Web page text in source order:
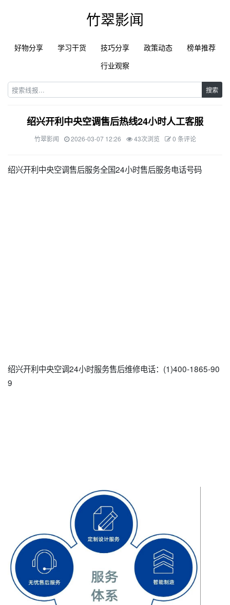
竹翠影闻
好物分享 学习干货 技巧分享 政策动态
榜单推荐
行业观察
搜索
绍兴开利中央空调售后热线24小时人工客服
竹翠影闻 2026-03-07 12:26 43次浏览 0 条评论
绍兴开利中央空调售后服务全国24小时售后服务电话号码
绍兴开利中央空调24小时服务售后维修电话：(1)400-1865-90
9